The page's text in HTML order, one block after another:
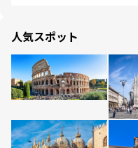
人気スポット